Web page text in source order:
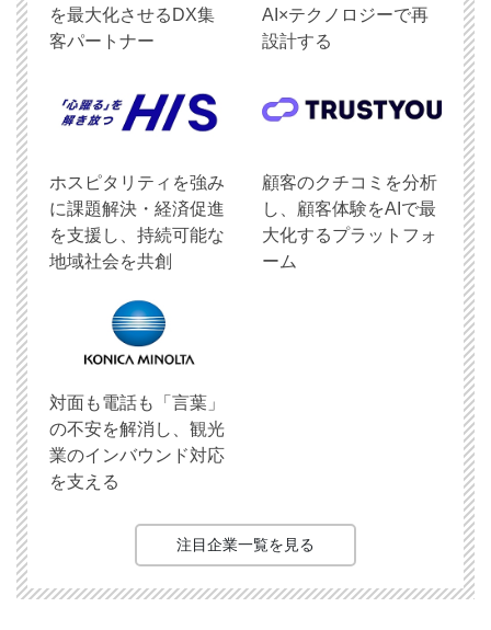
を最大化させるDX集
客パートナー
AI×テクノロジーで再
設計する
ホスピタリティを強み
に課題解決・経済促進
を支援し、持続可能な
地域社会を共創
顧客のクチコミを分析
し、顧客体験をAIで最
大化するプラットフォ
ーム
対面も電話も「言葉」
の不安を解消し、観光
業のインバウンド対応
を支える
注目企業一覧を見る